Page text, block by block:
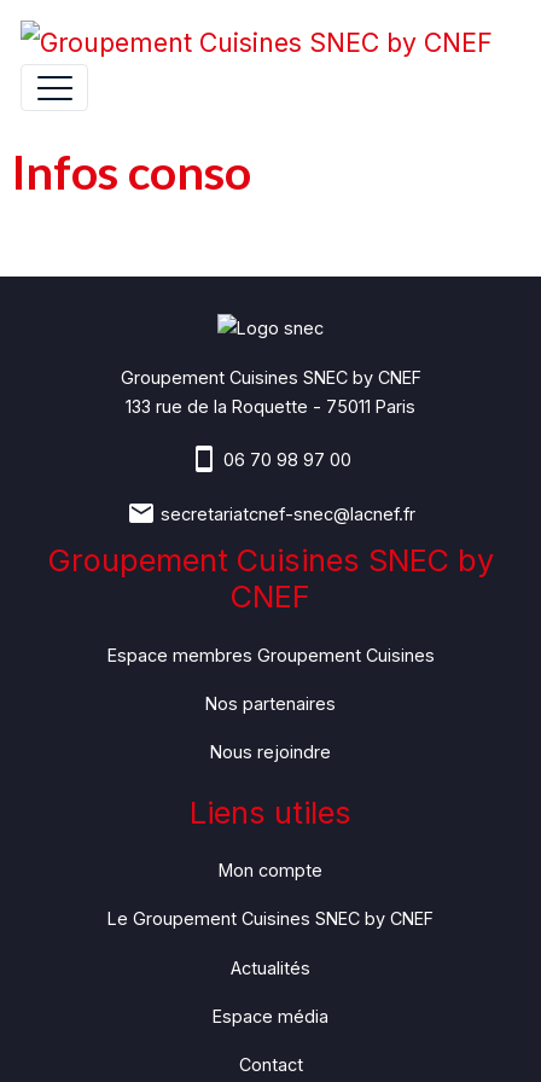
Infos conso
Groupement Cuisines SNEC by CNEF
133 rue de la Roquette - 75011 Paris
06 70 98 97 00
secretariatcnef-snec@lacnef.fr
Groupement Cuisines SNEC by
CNEF
Espace membres Groupement Cuisines
Nos partenaires
Nous rejoindre
Liens utiles
Mon compte
Le Groupement Cuisines SNEC by CNEF
Actualités
Espace média
Contact